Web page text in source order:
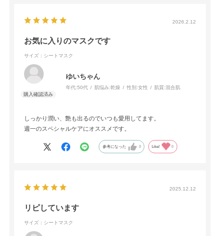
2026.2.12
お気に入りのマスクです
サイズ：シートマスク
ゆいちゃん
年代:50代 肌悩み:乾燥 性別:女性 肌質:混合肌
しっかり潤い、艶も出るのでいつも愛用してます。
週一のスペシャルケアにオススメです。
参考になった 0 Like! 0
2025.12.12
リピしています
サイズ：シートマスク